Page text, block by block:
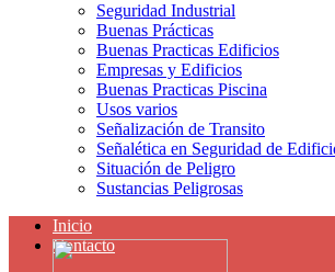
Seguridad Industrial
Buenas Prácticas
Buenas Practicas Edificios
Empresas y Edificios
Buenas Practicas Piscina
Usos varios
Señalización de Transito
Señalética en Seguridad de
Situación de Peligro
Sustancias Peligrosas
Inicio
Contacto